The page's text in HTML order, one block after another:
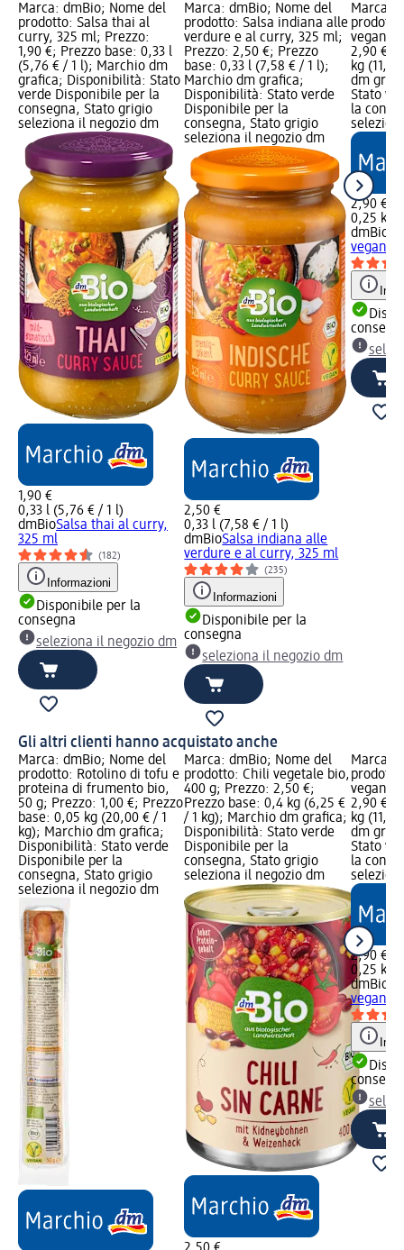
Marca: dmBio; Nome del
prodotto: Salsa thai al
curry, 325 ml; Prezzo:
1,90 €; Prezzo base: 0,33 l
(5,76 € / 1 l); Marchio dm
grafica; Disponibilità: Stato
verde Disponibile per la
consegna, Stato grigio
seleziona il negozio dm
1,90 €
0,33 l (5,76 € / 1 l)
dmBioSalsa thai al curry,
325 ml
(182)
Informazioni
Disponibile per la
consegna
seleziona il negozio dm
Marca: dmBio; Nome del
prodotto: Salsa indiana alle
verdure e al curry, 325 ml;
Prezzo: 2,50 €; Prezzo
base: 0,33 l (7,58 € / 1 l);
Marchio dm grafica;
Disponibilità: Stato verde
Disponibile per la
consegna, Stato grigio
seleziona il negozio dm
2,50 €
0,33 l (7,58 € / 1 l)
dmBioSalsa indiana alle
verdure e al curry, 325 ml
(235)
Informazioni
Disponibile per la
consegna
seleziona il negozio dm
Marca:
vegani,
2,90 €;
kg
dm
Stato
la
2,90 €
0,25 kg
dmBio
vegani,
Gli altri clienti hanno acquistato anche
Marca: dmBio; Nome del
prodotto: Rotolino di tofu e
proteina di frumento bio,
50 g; Prezzo: 1,00 €; Prezzo
base: 0,05 kg (20,00 € / 1
kg); Marchio dm grafica;
Disponibilità: Stato verde
Disponibile per la
consegna, Stato grigio
seleziona il negozio dm
Marca: dmBio; Nome del
prodotto: Chili vegetale bio,
400 g; Prezzo: 2,50 €;
Prezzo base: 0,4 kg (6,25 €
/ 1 kg); Marchio dm grafica;
Disponibilità: Stato verde
Disponibile per la
consegna, Stato grigio
seleziona il negozio dm
Marca:
vegani,
2,90 €;
kg
dm
Stato
la
2,90 €
0,25 kg
dmBio
vegani,